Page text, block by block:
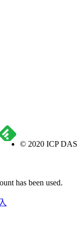
© 2020 ICP DAS
has been used.